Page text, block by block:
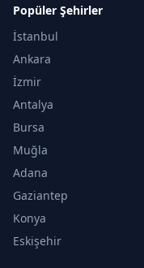
Popüler Şehirler
İstanbul
Ankara
İzmir
Antalya
Bursa
Muğla
Adana
Gaziantep
Konya
Eskişehir